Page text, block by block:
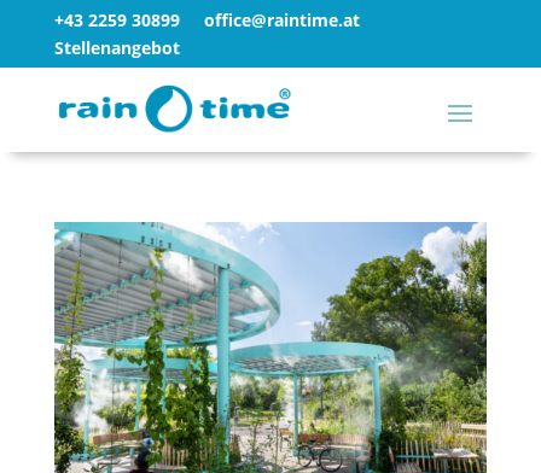
+43 2259 30899
office@raintime.at
Stellenangebot